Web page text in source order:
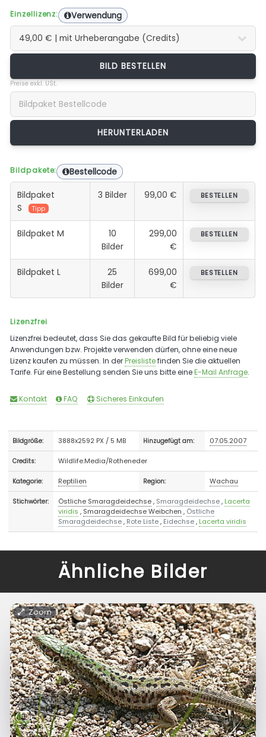
Einzellizenz: Verwendung
BILD BESTELLEN
Preise exkl. USt.
Bildpakete: Bestellcode
Bildpaket
S
Tipp
3 Bilder 99,00 € BESTELLEN
Bildpaket M
10
Bilder
299,00
€
BESTELLEN
Bildpaket L
25
Bilder
699,00
€
BESTELLEN
Lizenzfrei
Lizenzfrei bedeutet, dass Sie das gekaufte Bild für beliebig viele
Anwendungen bzw. Projekte verwenden dürfen, ohne eine neue
Lizenz kaufen zu müssen. In derPreislistefinden Sie die aktuellen
Tarife. Für eine Bestellung senden Sie uns bitte eineE-Mail Anfrage.
Kontakt FAQ Sicheres Einkaufen
Bildgröße: 3888x2592 PX / 5 MB Hinzugefügt am: 07.05.2007
Credits: Wildlife.Media/Rotheneder
Kategorie: Reptilien Region: Wachau
Stichwörter: Östliche Smaragdeidechse, Smaragdeidechse, Lacerta
viridis , Smaragdeidechse Weibchen , Östliche
Smaragdeidechse, Rote Liste, Eidechse, Lacerta viridis
Ähnliche Bilder
Zoom